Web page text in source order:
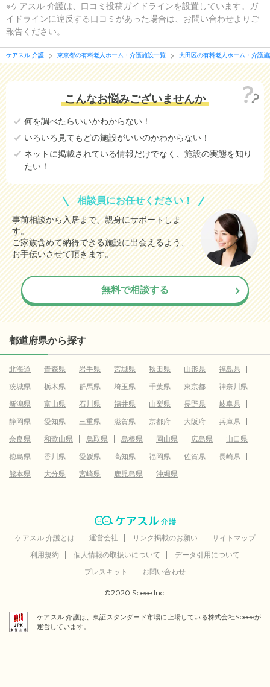
※ケアスル 介護は、 口コミ投稿ガイドラインを設置しています。ガ
イドラインに違反する口コミがあった場合は、お問い合わせよりご
報告ください。
ケアスル 介護 東京都の有料老人ホーム・介護施設一覧 大田区の有料老人ホーム・介護
こんなお悩みございませんか
何を調べたらいいかわからない！
いろいろ見てもどの施設がいいのかわからない！
ネットに掲載されている情報だけでなく、施設の実態を知り
たい！
相談員にお任せください！
事前相談から入居まで、親身にサポートしま
す。
ご家族含めて納得できる施設に出会えるよう、
お手伝いさせて頂きます。
無料で相談する
都道府県から探す
北海道 青森県 岩手県 宮城県 秋田県 山形県
福島県
茨城県
栃木県 群馬県 埼玉県 千葉県 東京都
神奈川県
新潟県
富山県 石川県 福井県 山梨県 長野県
岐阜県
静岡県
愛知県 三重県 滋賀県 京都府 大阪府
兵庫県
奈良県
和歌山県 鳥取県 島根県 岡山県 広島県
山口県
徳島県
香川県 愛媛県 高知県 福岡県 佐賀県
長崎県
熊本県
大分県 宮崎県 鹿児島県 沖縄県
ケアスル 介護とは 運営会社 リンク掲載のお願い
サイトマップ
利用規約
個人情報の取扱いについて
データ引用について
プレスキット
お問い合わせ
©2020 Speee Inc.
ケアスル 介護は、東証スタンダード市場に上場している株式会社Speeeが
運営しています。